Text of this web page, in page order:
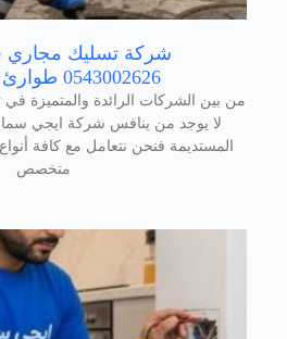
شركة تسليك
0543002626 طوارئ 24 ساعة
من بين الشركات الرائدة والمتميزة
لا يوجد من ينافس شركة ايجي
المستديمة فنحن نتعامل مع كافة
متخصص